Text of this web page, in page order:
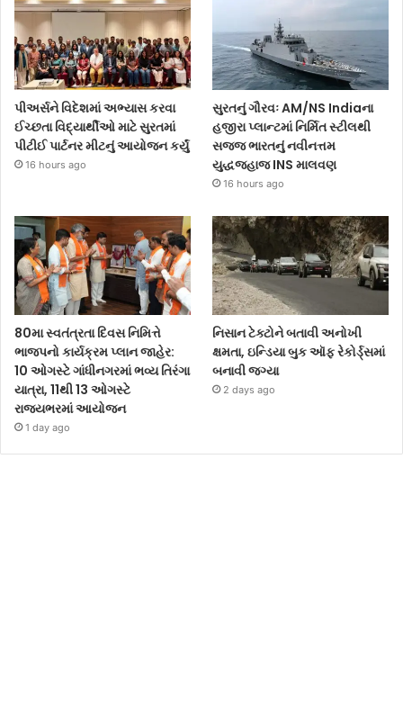
પીઅર્સને વિદેશમાં અભ્યાસ કરવા
ઈચ્છતા વિદ્યાર્થીઓ માટે સુરતમાં
પીટીઈ પાર્ટનર મીટનું આયોજન કર્યું
16 hours ago
સુરતનું ગૌરવઃ AM/NS Indiaના
હજીરા પ્લાન્ટમાં નિર્મિત સ્ટીલથી
સજ્જ ભારતનું નવીનત્તમ
યુદ્ધજહાજ INS માલવણ
16 hours ago
80મા સ્વતંત્રતા દિવસ નિમિત્તે
ભાજપનો કાર્યક્રમ પ્લાન જાહેર:
10 ઓગસ્ટે ગાંધીનગરમાં ભવ્ય તિરંગા
યાત્રા, 11થી 13 ઓગસ્ટે
રાજ્યભરમાં આયોજન
1 day ago
નિસાન ટેક્ટોને બતાવી અનોખી
ક્ષમતા, ઇન્ડિયા બુક ઑફ રેકોર્ડ્સમાં
બનાવી જગ્યા
2 days ago